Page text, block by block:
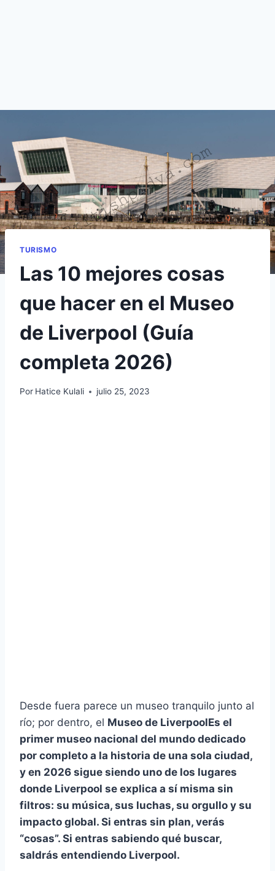
TURISMO
Las 10 mejores cosas
que hacer en el Museo
de Liverpool (Guía
completa 2026)
Por Hatice Kulali julio 25, 2023
Desde fuera parece un museo tranquilo junto al
río; por dentro, el Museo de LiverpoolEs el
primer museo nacional del mundo dedicado
por completo a la historia de una sola ciudad,
y en 2026 sigue siendo uno de los lugares
donde Liverpool se explica a sí misma sin
filtros: su música, sus luchas, su orgullo y su
impacto global. Si entras sin plan, verás
“cosas”. Si entras sabiendo qué buscar,
saldrás entendiendo Liverpool.